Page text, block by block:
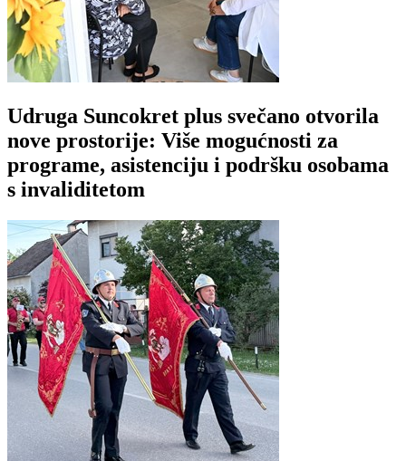
Udruga Suncokret plus svečano otvorila
nove prostorije: Više mogućnosti za
programe, asistenciju i podršku osobama
s invaliditetom